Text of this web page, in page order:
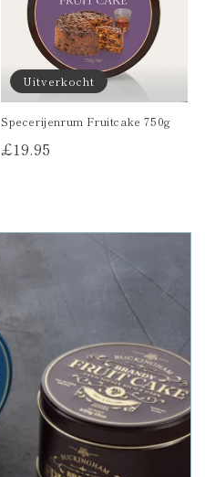
Uitverkocht
Specerijenrum Fruitcake 750g
Reguliere
£19.95